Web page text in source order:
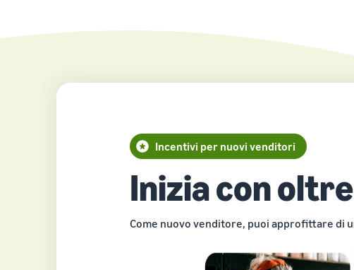
Incentivi per nuovi venditori
Inizia con
Come nuovo venditore, puoi approfittare di